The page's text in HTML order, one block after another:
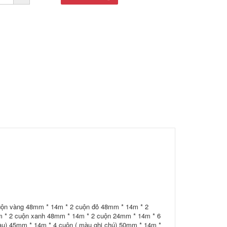
vàng 48mm * 14m * 2 cuộn đỏ 48mm * 14m * 2
2 cuộn xanh 48mm * 14m * 2 cuộn 24mm * 14m * 6
45mm * 14m * 4 cuộn ( màu ghi chú) 50mm * 14m *